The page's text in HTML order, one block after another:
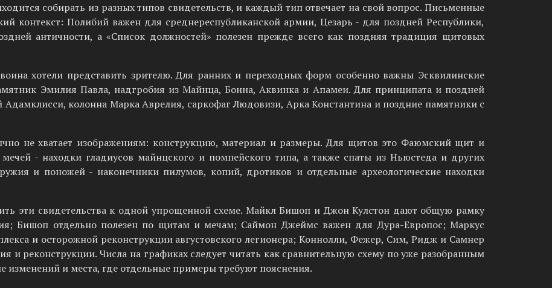
собирать из разных типов свидетельств, и каждый тип отвечает на свой вопрос. Письменные
контекст: Полибий важен для среднереспубликанской армии, Цезарь - для поздней Республики,
античности, а «Список должностей» полезен прежде всего как поздняя традиция щитовых
хотели представить зрителю. Для ранних и переходных форм особенно важны Эсквилинские
Эмилия Павла, надгробия из Майнца, Бонна, Аквинка и Апамеи. Для принципата и поздней
колонна Марка Аврелия, саркофаг Людовизи, Арка Константина и поздние памятники с
не хватает изображениям: конструкцию, материал и размеры. Для щитов это Фаюмский щит и
- находки гладиусов майнцского и помпейского типа, а также спаты из Ньюстеда и других
и поножей - наконечники пилумов, копий, дротиков и отдельные археологические находки
эти свидетельства к одной упрощенной схеме. Майкл Бишоп и Джон Кулстон дают общую рамку
Бишоп отдельно полезен по щитам и мечам; Саймон Джеймс важен для Дура-Европос; Маркус
и осторожной реконструкции августовского легионера; Коннолли, Фежер, Сим, Ридж и Самнер
и реконструкции. Числа на графиках следует читать как сравнительную схему по уже разобранным
изменений и места, где отдельные примеры требуют пояснения.